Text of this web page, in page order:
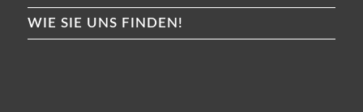
WIE SIE UNS FINDEN!